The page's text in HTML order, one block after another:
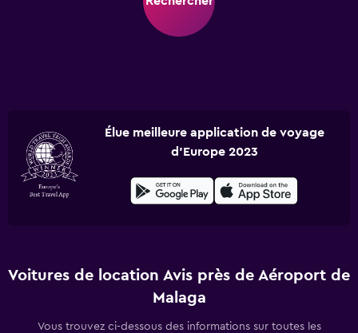
Élue meilleure application de voyage
d'Europe 2023
Voitures de location Avis près de Aéroport de
Malaga
Vous trouvez ci-dessous des informations sur toutes les